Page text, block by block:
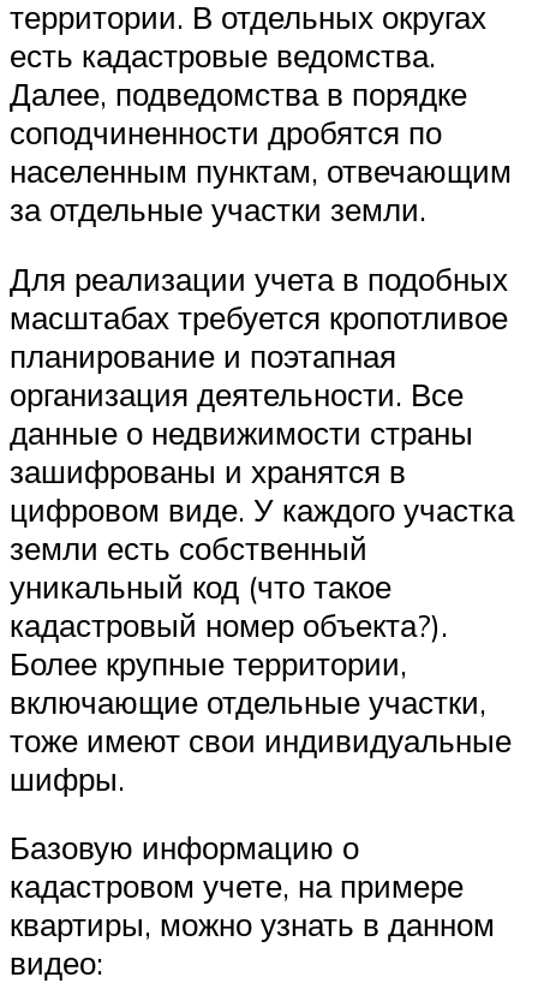
территории. В отдельных округах
есть кадастровые ведомства.
Далее, подведомства в порядке
соподчиненности дробятся по
населенным пунктам, отвечающим
за отдельные участки земли.
Для реализации учета в подобных
масштабах требуется кропотливое
планирование и поэтапная
организация деятельности. Все
данные о недвижимости страны
зашифрованы и хранятся в
цифровом виде. У каждого участка
земли есть собственный
уникальный код (что такое
кадастровый номер объекта?).
Более крупные территории,
включающие отдельные участки,
тоже имеют свои индивидуальные
шифры.
Базовую информацию о
кадастровом учете, на примере
квартиры, можно узнать в данном
видео: